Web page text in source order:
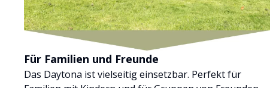
Für Familien und Freunde
Das Daytona ist vielseitig einsetzbar. Perfekt für